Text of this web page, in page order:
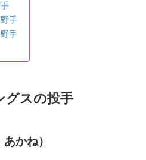
手
手
グスの投手
かね）